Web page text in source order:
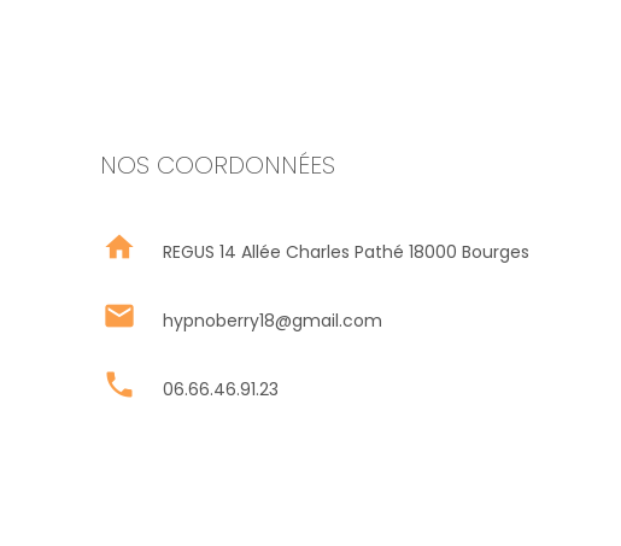
NOS COORDONNÉES
home REGUS 14 Allée Charles Pathé 18000 Bourges
mail hypnoberry18@gmail.com
phone 06.66.46.91.23